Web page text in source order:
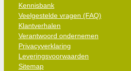
Kennisbank
Veelgestelde vragen (FAQ)
Klantverhalen
Verantwoord ondernemen
Privacyverklaring
Leveringsvoorwaarden
Sitemap